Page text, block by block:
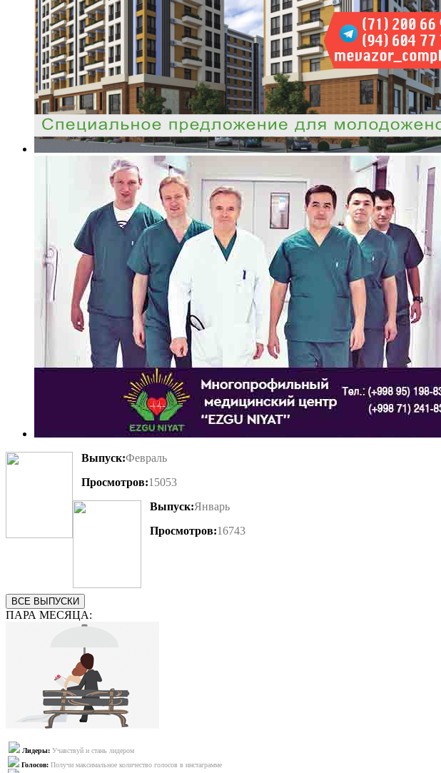
Выпуск:Февраль
Просмотров:15053
Выпуск:Январь
Просмотров:16743
ВСЕ ВЫПУСКИ
ПАРА МЕСЯЦА:
Лидеры: Учавствуй и стань лидером
Голосов: Получи максимальное количество голосов в инстаграмме